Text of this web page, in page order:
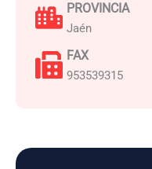
PROVINCIA
Jaén
FAX
953539315